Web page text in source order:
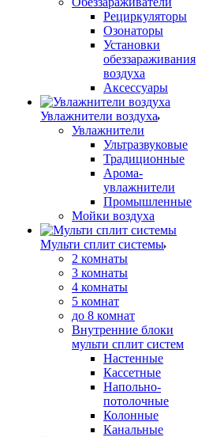
Рециркуляторы
Озонаторы
Установки
обеззараживания
воздуха
Аксессуары
Увлажнители воздуха
Увлажнители
Ультразвуковые
Традиционные
Арома-
увлажнители
Промышленные
Мойки воздуха
Мульти сплит системы
2 комнаты
3 комнаты
4 комнаты
5 комнат
до 8 комнат
Внутренние блоки
мульти сплит систем
Настенные
Кассетные
Напольно-
потолочные
Колонные
Канальные